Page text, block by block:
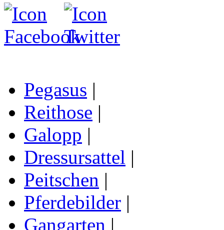
Pegasus |
Reithose |
Galopp |
Dressursattel |
Peitschen |
Pferdebilder |
Gangarten |